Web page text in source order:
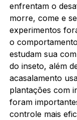
enfrentam o
morre, come e
experimentos
o
estudam sua
do inseto, além
acasalamento
plantações com
foram
controle mais